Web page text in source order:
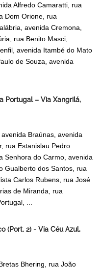
Alfredo Camaratti, rua
Dom Orione, rua
avenida Cremona,
rua Benito Masci,
avenida Itambé do Mato
de Souza, avenida
Portugal – Via Xangrilá,
Braúnas, avenida
rua Estanislau Pedro
Senhora do Carmo, avenida
Gualberto dos Santos, rua
Carlos Rubens, rua José
de Miranda, rua
...
(Port. 2) - Via Céu Azul,
Bhering, rua João